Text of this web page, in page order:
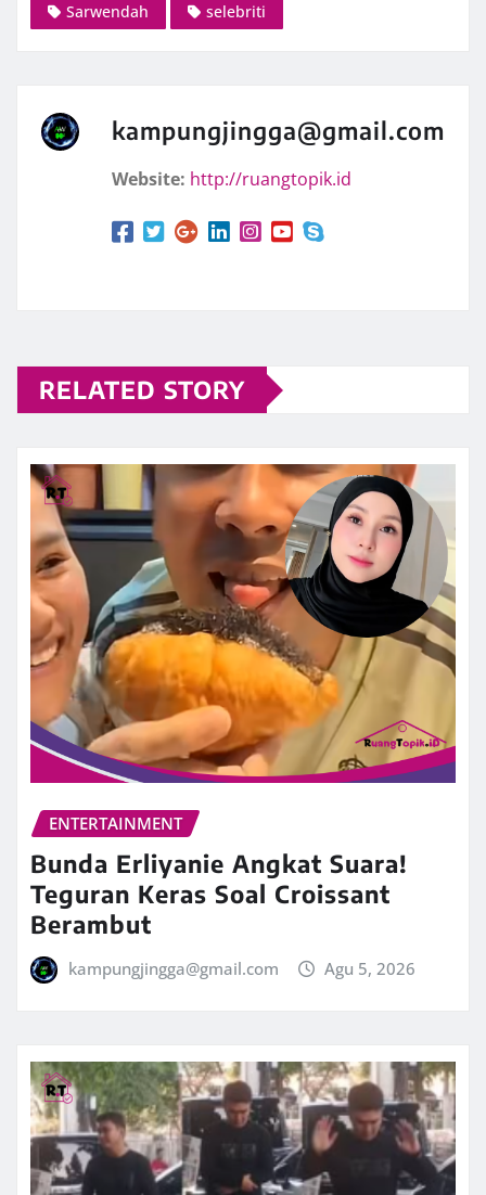
Sarwendah
selebriti
kampungjingga@gmail.com
Website: http://ruangtopik.id
RELATED STORY
ENTERTAINMENT
Bunda Erliyanie Angkat Suara!
Teguran Keras Soal Croissant
Berambut
kampungjingga@gmail.com Agu 5, 2026